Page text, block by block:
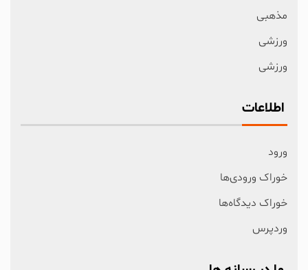
مذهبی
ورزشی
ورزشی
اطلاعات
ورود
خوراک ورودی‌ها
خوراک دیدگاه‌ها
وردپرس